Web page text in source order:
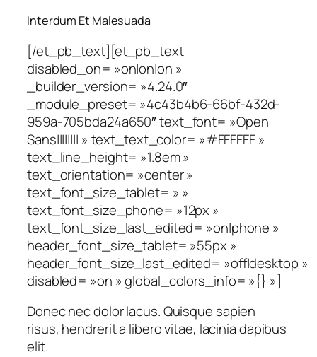
Interdum Et Malesuada
[/et_pb_text][et_pb_text
disabled_on= »on|on|on »
_builder_version= »4.24.0″
_module_preset= »4c43b4b6-66bf-432d-
959a-705bda24a650″ text_font= »Open
Sans|||||||| » text_text_color= »#FFFFFF »
text_line_height= »1.8em »
text_orientation= »center »
text_font_size_tablet= » »
text_font_size_phone= »12px »
text_font_size_last_edited= »on|phone »
header_font_size_tablet= »55px »
header_font_size_last_edited= »off|desktop »
disabled= »on » global_colors_info= »{} »]
Donec nec dolor lacus. Quisque sapien
risus, hendrerit a libero vitae, lacinia dapibus
elit.